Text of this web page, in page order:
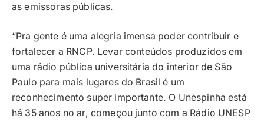
as emissoras públicas.
“Pra gente é uma alegria imensa poder contribuir e
fortalecer a RNCP. Levar conteúdos produzidos em
uma rádio pública universitária do interior de São
Paulo para mais lugares do Brasil é um
reconhecimento super importante. O Unespinha está
há 35 anos no ar, começou junto com a Rádio UNESP